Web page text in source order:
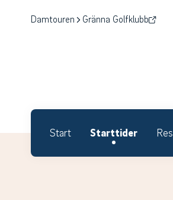
Damtouren Gränna Golfklubb
Start Starttider